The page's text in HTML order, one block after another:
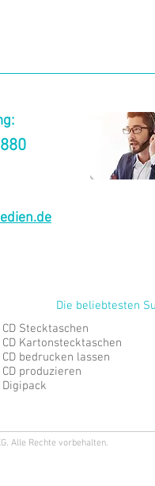
Die beliebtesten
CD Stecktaschen
CD Kartonstecktaschen
CD bedrucken lassen
CD produzieren
Digipack
Alle Rechte vorbehalten.